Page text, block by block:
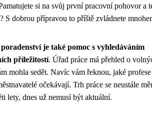
si na svůj první pracovní pohovor a
S dobrou přípravou to příště zvládnete
je také pomoc s vyhledáváním
příležitostí. Úřad práce má přehled o
mohla sedět. Navíc vám řeknou, jaké
očekávají. Trh práce se neustále
lety, dnes už nemusí být aktuální.